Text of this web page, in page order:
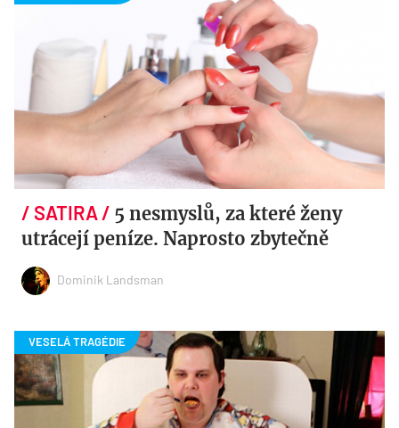
5 nesmyslů, za které ženy
utrácejí peníze. Naprosto zbytečně
Dominik Landsman